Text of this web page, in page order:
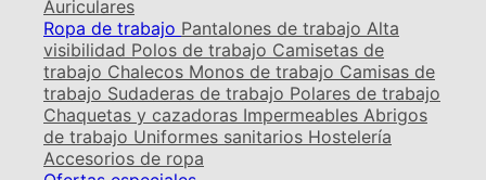
Auriculares
Ropa de trabajo Pantalones de trabajo Alta
visibilidad Polos de trabajo Camisetas de
trabajo Chalecos Monos de trabajo Camisas de
trabajo Sudaderas de trabajo Polares de trabajo
Chaquetas y cazadoras Impermeables Abrigos
de trabajo Uniformes sanitarios Hostelería
Accesorios de ropa